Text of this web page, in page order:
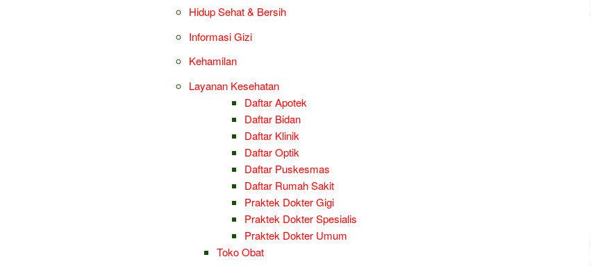
Hidup Sehat & Bersih
Informasi Gizi
Kehamilan
Layanan Kesehatan
Daftar Apotek
Daftar Bidan
Daftar Klinik
Daftar Optik
Daftar Puskesmas
Daftar Rumah Sakit
Praktek Dokter Gigi
Praktek Dokter Spesialis
Praktek Dokter Umum
Toko Obat